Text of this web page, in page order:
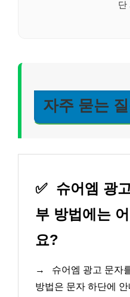
단
자주 묻는
✅ 슈어엠 광
부 방법에는
요?
→
슈어엠 광고 문자
방법은 문자 하단에 안